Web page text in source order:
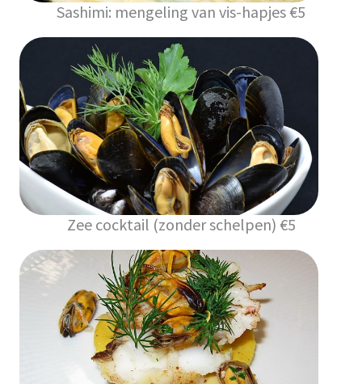
Sashimi: mengeling van vis-hapjes €5
Zee cocktail (zonder schelpen) €5